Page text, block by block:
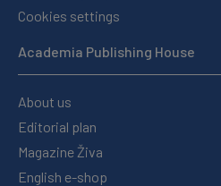
Cookies settings
Academia Publishing House
About us
Editorial plan
Magazine Živa
English e-shop